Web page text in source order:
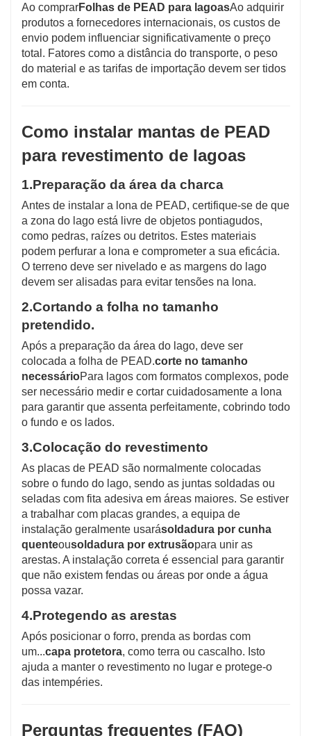
Ao comprarFolhas de PEAD para lagoasAo adquirir
produtos a fornecedores internacionais, os custos de
envio podem influenciar significativamente o preço
total. Fatores como a distância do transporte, o peso
do material e as tarifas de importação devem ser tidos
em conta.
Como instalar mantas de PEAD
para revestimento de lagoas
1.Preparação da área da charca
Antes de instalar a lona de PEAD, certifique-se de que
a zona do lago está livre de objetos pontiagudos,
como pedras, raízes ou detritos. Estes materiais
podem perfurar a lona e comprometer a sua eficácia.
O terreno deve ser nivelado e as margens do lago
devem ser alisadas para evitar tensões na lona.
2.Cortando a folha no tamanho
pretendido.
Após a preparação da área do lago, deve ser
colocada a folha de PEAD.corte no tamanho
necessárioPara lagos com formatos complexos, pode
ser necessário medir e cortar cuidadosamente a lona
para garantir que assenta perfeitamente, cobrindo todo
o fundo e os lados.
3.Colocação do revestimento
As placas de PEAD são normalmente colocadas
sobre o fundo do lago, sendo as juntas soldadas ou
seladas com fita adesiva em áreas maiores. Se estiver
a trabalhar com placas grandes, a equipa de
instalação geralmente usarásoldadura por cunha
quenteousoldadura por extrusãopara unir as
arestas. A instalação correta é essencial para garantir
que não existem fendas ou áreas por onde a água
possa vazar.
4.Protegendo as arestas
Após posicionar o forro, prenda as bordas com
um...capa protetora, como terra ou cascalho. Isto
ajuda a manter o revestimento no lugar e protege-o
das intempéries.
Perguntas frequentes (FAQ)